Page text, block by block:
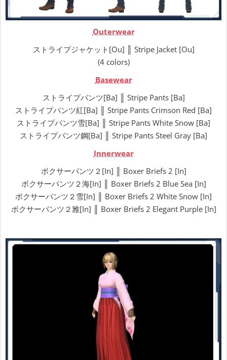
Outerwear
ストライプジャケット[Ou] ║ Stripe Jacket [Ou]
(4 colors)
Basewear
ストライプパンツ[Ba] ║ Stripe Pants [Ba]
ストライプパンツ紅[Ba] ║ Stripe Pants Crimson Red [Ba]
ストライプパンツ雪[Ba] ║ Stripe Pants White Snow [Ba]
ストライプパンツ鋼[Ba] ║ Stripe Pants Steel Gray [Ba]
Innerwear
ボクサーパンツ２[In] ║ Boxer Briefs 2 [In]
ボクサーパンツ２海[In] ║ Boxer Briefs 2 Blue Sea [In]
ボクサーパンツ２雪[In] ║ Boxer Briefs 2 White Snow [In]
ボクサーパンツ２雅[In] ║ Boxer Briefs 2 Elegant Purple [In]